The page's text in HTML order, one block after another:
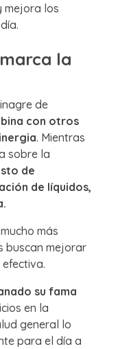
mejora los
la
de
con otros
. Mientras
sobre la
de
de líquidos,
más
buscan mejorar
su fama
en la
general lo
para el día a